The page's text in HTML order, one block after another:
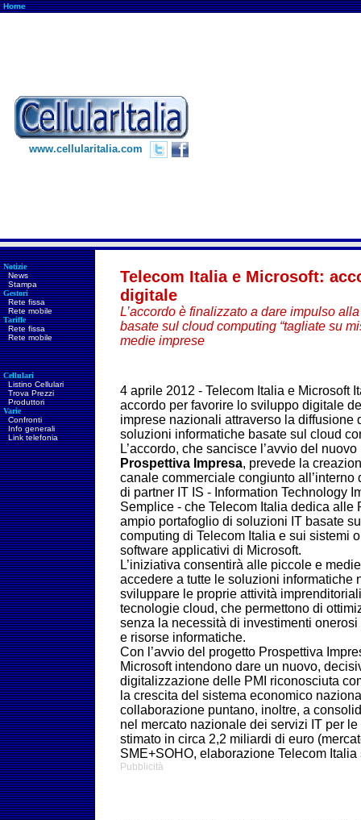
Home
www.cellularitalia.com
Notizie
News
Stampa
Gestori
Rete fissa
Rete mobile
Tariffe
Rete fissa
Rete mobile
Cellulari
Listino Cellulari
Trova Prezzi
Produttori
Varie
Confronti
Info generali
Link telefonia
Telecom Italia e Microsoft:
digitale
L’accordo è finalizzato a dare impulso
basate sul cloud computing “tagliate su
medie imprese
4 aprile 2012 - Telecom Italia e Microsoft
accordo per favorire lo sviluppo digitale
imprese nazionali attraverso la diffusione
soluzioni informatiche basate sul cloud
L’accordo, che sancisce l’avvio del
Prospettiva Impresa, prevede la
canale commerciale congiunto all’interno
di partner IT IS - Information Technology
Semplice - che Telecom Italia dedica alle
ampio portafoglio di soluzioni IT basate
computing di Telecom Italia e sui sistemi
software applicativi di Microsoft.
L’iniziativa consentirà alle piccole e
accedere a tutte le soluzioni informatiche
sviluppare le proprie attività
tecnologie cloud, che permettono di
senza la necessità di investimenti
e risorse informatiche.
Con l’avvio del progetto Prospettiva
Microsoft intendono dare un nuovo,
digitalizzazione delle PMI riconosciuta
la crescita del sistema economico
collaborazione puntano, inoltre, a
nel mercato nazionale dei servizi IT per
stimato in circa 2,2 miliardi di euro
SME+SOHO, elaborazione Telecom Italia
Pubblicità